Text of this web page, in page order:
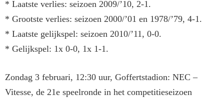
* Laatste verlies: seizoen 2009/’10, 2-1.
* Grootste verlies: seizoen 2000/’01 en 1978/’79, 4-1.
* Laatste gelijkspel: seizoen 2010/’11, 0-0.
* Gelijkspel: 1x 0-0, 1x 1-1.
Zondag 3 februari, 12:30 uur, Goffertstadion: NEC –
Vitesse, de 21e speelronde in het competitieseizoen